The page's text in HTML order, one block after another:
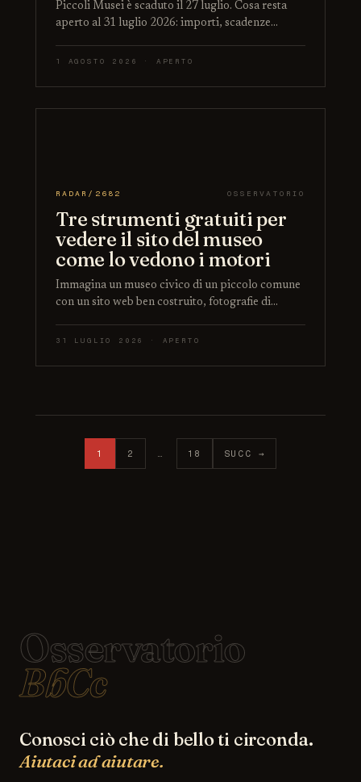
Piccoli Musei è scaduto il 27 luglio. Cosa resta
aperto al 31 luglio 2026: importi, scadenze…
1 AGOSTO 2026 · APERTO
RADAR/2682 OSSERVATORIO
Tre strumenti gratuiti per
vedere il sito del museo
come lo vedono i motori
Immagina un museo civico di un piccolo comune
con un sito web ben costruito, fotografie di…
31 LUGLIO 2026 · APERTO
Paginazione degli articoli
1 2 18 SUCC →
Osservatorio
BbCc
Conosci ciò che di bello ti circonda.
Aiutaci ad aiutare.